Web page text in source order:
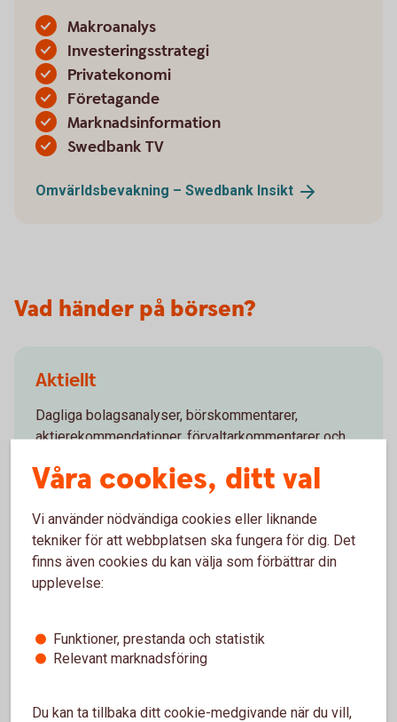
Makroanalys
Investeringsstrategi
Privatekonomi
Företagande
Marknadsinformation
Swedbank TV
Omvärldsbevakning – Swedbank Insikt
Vad händer på börsen?
Aktiellt
Dagliga bolagsanalyser, börskommentarer,
aktierekommendationer, förvaltarkommentarer och
och statistik.
Våra cookies, ditt val
Vi använder nödvändiga cookies eller liknande
tekniker för att webbplatsen ska fungera för dig. Det
finns även cookies du kan välja som förbättrar din
upplevelse:
Funktioner, prestanda och statistik
Relevant marknadsföring
Du kan ta tillbaka ditt cookie-medgivande när du vill,